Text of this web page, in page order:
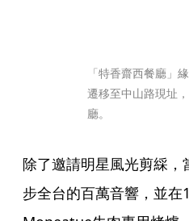
「特香齋西餐廳」
遷移至中山路現址
廳。
除了邀請明星風光剪綵
步全台的百萬音響，並在